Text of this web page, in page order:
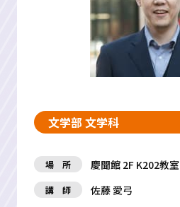
文学部 文学科
場 所 慶聞館 2F K202教室
講 師
佐藤 愛弓